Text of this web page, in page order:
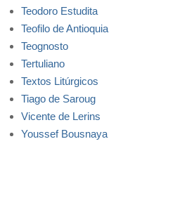
Teodoro Estudita
Teofilo de Antioquia
Teognosto
Tertuliano
Textos Litúrgicos
Tiago de Saroug
Vicente de Lerins
Youssef Bousnaya